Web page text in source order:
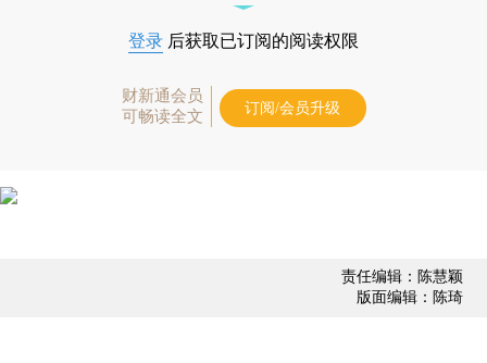
登录 后获取已订阅的阅读权限
财新通会员
可畅读全文
订阅/会员升级
责任编辑：陈慧颖
版面编辑：陈琦